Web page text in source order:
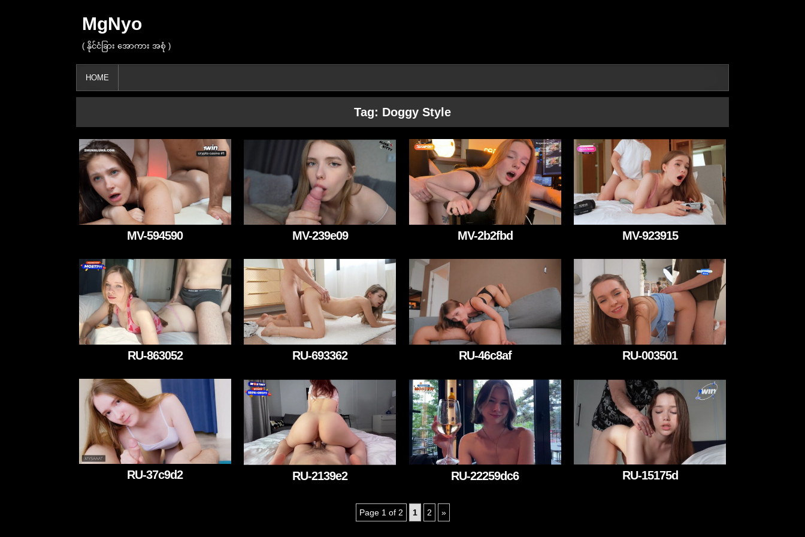
MgNyo
( နိုင်ငံခြား အောကား အစုံ )
HOME
Tag: Doggy Style
MV-594590 MV-239e09 MV-2b2fbd MV-923915
RU-863052 RU-693362 RU-46c8af RU-003501
RU-37c9d2 RU-2139e2 RU-22259dc6 RU-15175d
Page 1 of 2 1 2 »